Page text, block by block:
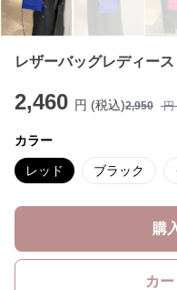
レザーバッグレディー
2,460 円 (税込)2,950 円
カラー
レッド ブラック
購
カ